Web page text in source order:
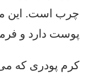
چرب است. این
پوست دارد و
کرم پودری که